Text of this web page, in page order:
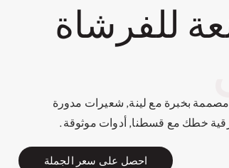
للفرشاة
بخبرة مع لينة, شعيرات مدورة
خطك مع قسطنا, أدوات موثوقة.
احصل على سعر الجملة